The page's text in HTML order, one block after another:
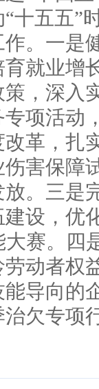
十五五”
。一是
就业增
，深入
项活动
革，扎
害保障
。三是
设，优
大赛。四
动者权
导向的
欠专项